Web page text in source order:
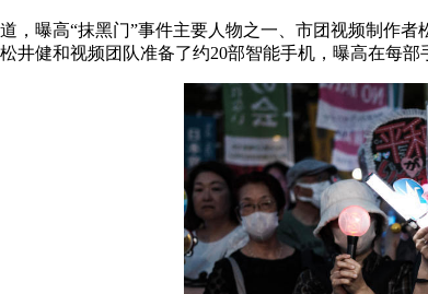
，曝高“抹黑门”事件主要人物之一、市团视频制作者
井健和视频团队准备了约20部智能手机，曝高在每